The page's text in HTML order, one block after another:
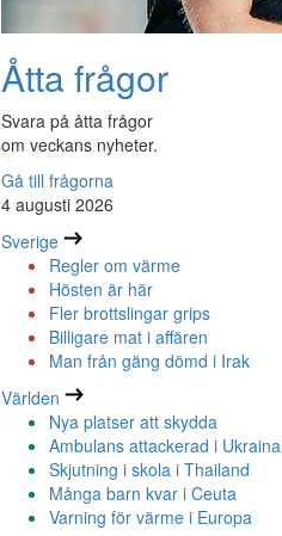
Åtta frågor
Svara på åtta frågor
om veckans nyheter.
Gå till frågorna
4 augusti 2026
Sverige
Regler om värme
Hösten är här
Fler brottslingar grips
Billigare mat i affären
Man från gäng dömd i Irak
Världen
Nya platser att skydda
Ambulans attackerad i Ukraina
Skjutning i skola i Thailand
Många barn kvar i Ceuta
Varning för värme i Europa